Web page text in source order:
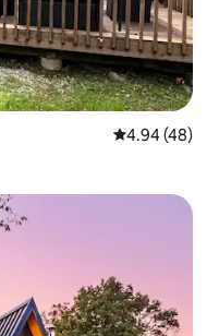
レビュー48
4.94 (48)